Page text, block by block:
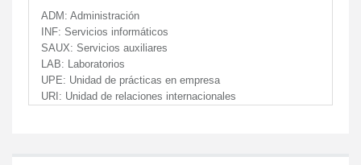
ADM: Administración
INF: Servicios informáticos
SAUX: Servicios auxiliares
LAB: Laboratorios
UPE: Unidad de prácticas en empresa
URI: Unidad de relaciones internacionales